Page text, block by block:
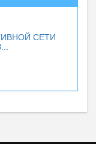
СЕТИ